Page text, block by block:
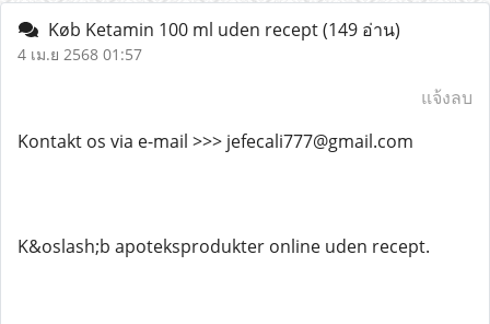
Køb Ketamin 100 ml uden recept(149 อ่าน)
4 เม.ย 2568 01:57
แจ้งลบ
Kontakt os via e-mail >>> jefecali777@gmail.com
K&oslash;b apoteksprodukter online uden recept.